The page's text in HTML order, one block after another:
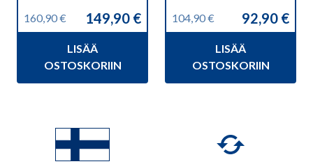
160,90€
Alkuperäinen
hinta
160,90 €.
149,90 €
Nykyinen
hinta
149,90 €.
LISÄÄ
OSTOSKORIIN
104,90€
Alkuperäinen
hinta
104,90 €.
92,90 €
Nykyinen
hinta
92,90 €.
LISÄÄ
OSTOSKORIIN